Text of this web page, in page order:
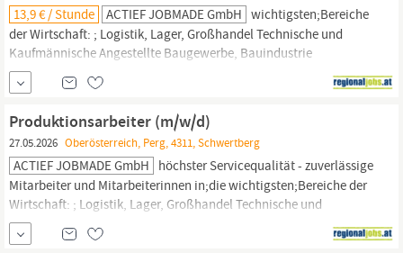
13,9 € / Stunde ACTIEF JOBMADE GmbH wichtigsten;Bereiche
der Wirtschaft: ; Logistik, Lager, Großhandel Technische und
Kaufmännische Angestellte Baugewerbe, Bauindustrie
Handwerk, Gewerbe
Produktions- und Schichtarbeit Metallwaren- und
Automobilindustrie ; ACTIEF JOBMADE bietet österreichweit
langfristige Karrierechancen bei attraktiven...
Produktionsarbeiter (m/w/d)
27.05.2026 Oberösterreich, Perg, 4311, Schwertberg
ACTIEF JOBMADE GmbH höchster Servicequalität - zuverlässige
Mitarbeiter und Mitarbeiterinnen in;die wichtigsten;Bereiche der
Wirtschaft: ; Logistik, Lager, Großhandel Technische und
Kaufmännische Angestellte Baugewerbe, Bauindustrie
Handwerk, Gewerbe